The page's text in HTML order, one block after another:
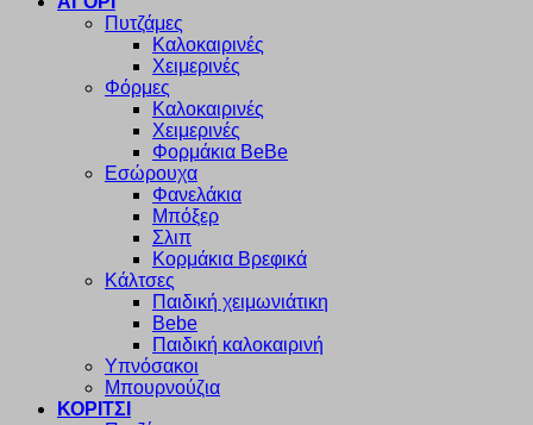
Πυτζάμες
Καλοκαιρινές
Χειμερινές
Φόρμες
Καλοκαιρινές
Χειμερινές
Φορμάκια BeBe
Εσώρουχα
Φανελάκια
Μπόξερ
Σλιπ
Κορμάκια Βρεφικά
Κάλτσες
Παιδική χειμωνιάτικη
Bebe
Παιδική καλοκαιρινή
Υπνόσακοι
Μπουρνούζια
ΚΟΡΙΤΣΙ